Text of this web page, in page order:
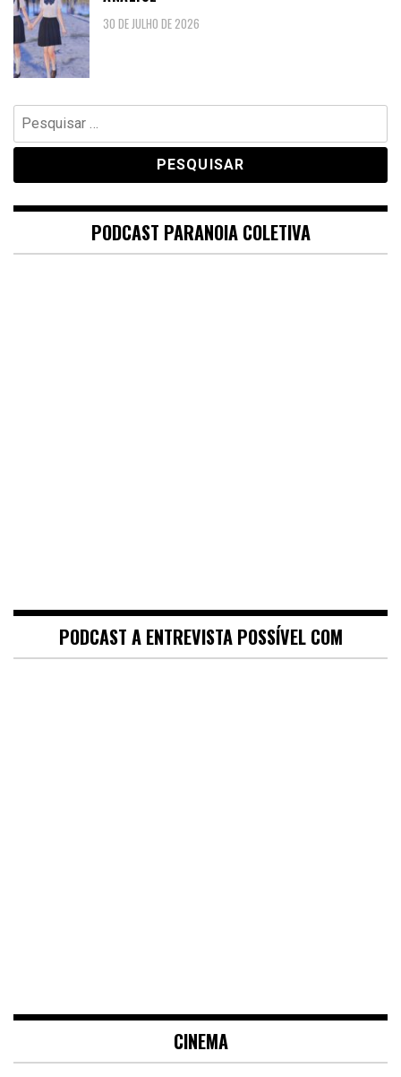
30 DE JULHO DE 2026
Pesquisar
por:
PODCAST PARANOIA COLETIVA
PODCAST A ENTREVISTA POSSÍVEL COM
CINEMA